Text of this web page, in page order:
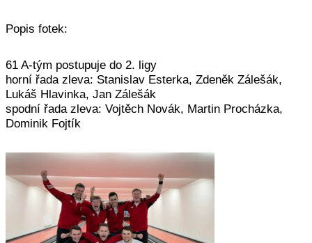
Popis fotek:
61 A-tým postupuje do 2. ligy
horní řada zleva: Stanislav Esterka, Zdeněk Zálešák,
Lukáš Hlavinka, Jan Zálešák
spodní řada zleva: Vojtěch Novák, Martin Procházka,
Dominik Fojtík